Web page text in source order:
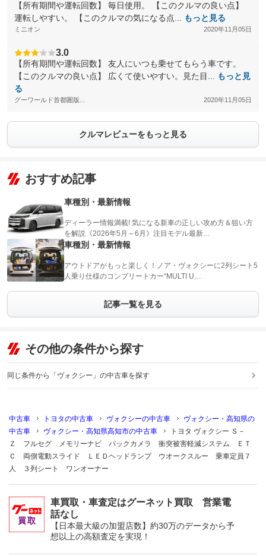
【所有期間や運転回数】 毎日使用。 【このクルマの良い点】
運転しやすい。 【このクルマの気になる点...
もっと見る
ミニオン 2020年11月05日
3.0
【所有期間や運転回数】 友人にいつも乗せてもらう車です。
【このクルマの良い点】 広くて使いやすい。見た目...
もっと見
る
グーワールド首都圏版... 2020年11月05日
クルマレビューをもっと見る
おすすめ記事
車種別・最新情報
ディーラー情報満載! 気になる新車の正しい攻め方＆狙い方
を解説《2026年5月～6月》注目モデル最新…
車種別・最新情報
アウトドアがもっと楽しく！ノア・ヴォクシーに2列シート5
人乗り仕様のコンプリートカー“MULTI U…
記事一覧を見る
その他の条件から探す
同じ条件から「ヴォクシー」の中古車を探す
中古車 トヨタの中古車 ヴォクシーの中古車
ヴォクシー・高知県の
中古車
ヴォクシー・高知県高知市の中古車
トヨタ ヴォクシー Ｓ－
Ｚ フルセグ メモリーナビ バックカメラ 衝突被害軽減システム ＥＴ
Ｃ 両側電動スライド ＬＥＤヘッドランプ ウオークスルー 乗車定員７
人 ３列シート ワンオーナー
車買取・車査定はグーネット買取 営業電
話なし
【日本最大級の加盟店数】約30万のデータから予
想以上の高額査定を実現！